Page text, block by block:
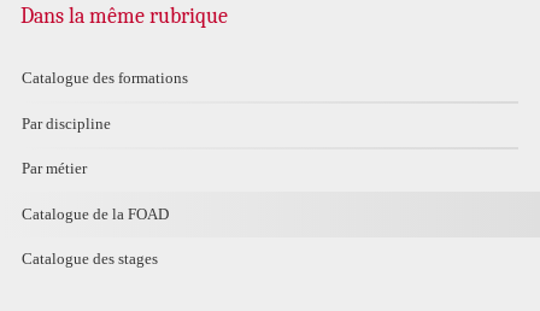
Dans la même rubrique
Catalogue des formations
Par discipline
Par métier
Catalogue de la FOAD
Catalogue des stages